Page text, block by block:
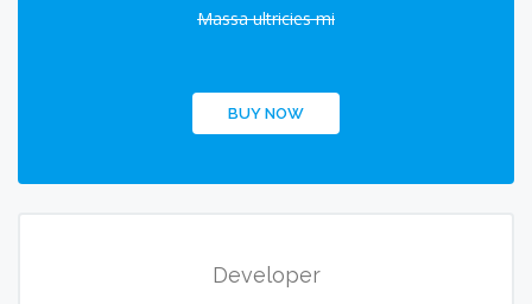
Massa ultricies mi
BUY NOW
Developer